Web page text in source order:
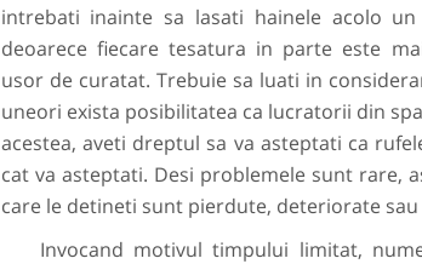
intrebati inainte sa lasati hainele acolo
deoarece fiecare tesatura in parte este
usor de curatat. Trebuie sa luati in
uneori exista posibilitatea ca lucratorii din
acestea, aveti dreptul sa va asteptati ca
cat va asteptati. Desi problemele sunt rare,
care le detineti sunt pierdute, deteriorate
Invocand motivul timpului limitat,